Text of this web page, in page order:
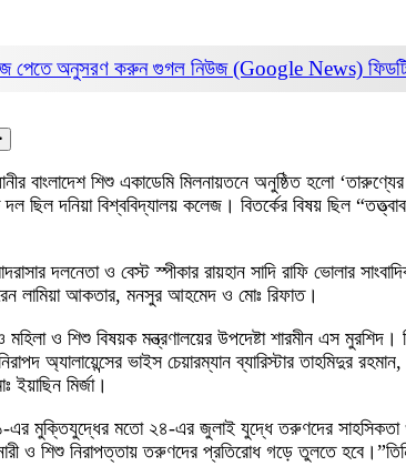
পেতে অনুসরণ করুনগুগল নিউজ (Google News)
বাংলাদেশ শিশু একাডেমি মিলনায়তনে অনুষ্ঠিত হলো
দল ছিল দনিয়া বিশ্ববিদ্যালয় কলেজ। বিতর্কের বিষয় ছিল
মাদরাসার দলনেতা ও বেস্ট স্পীকার রায়হান সাদি রাফি
লামিয়া আকতার, মনসুর আহমেদ ও মোঃ রিফাত।
ও শিশু বিষয়ক মন্ত্রণালয়ের উপদেষ্টা শারমীন এস
অ্যালায়েন্সের ভাইস চেয়ারম্যান ব্যারিস্টার তাহমিদুর
মির্জা।
এর মুক্তিযুদ্ধের মতো ২৪-এর জুলাই যুদ্ধে তরুণদের
ও শিশু নিরাপত্তায় তরুণদের প্রতিরোধ গড়ে তুলতে